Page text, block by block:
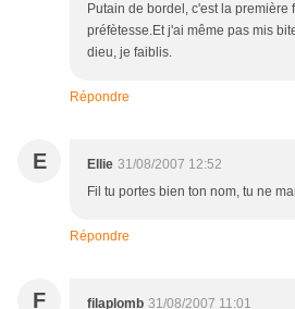
Putain de bordel, c'est la première
préfètesse.Et j'ai même pas mis
dieu, je faiblis.
Répondre
E Ellie 31/08/2007 12:52
Fil tu portes bien ton nom, tu ne
Répondre
F filaplomb 31/08/2007 11:01